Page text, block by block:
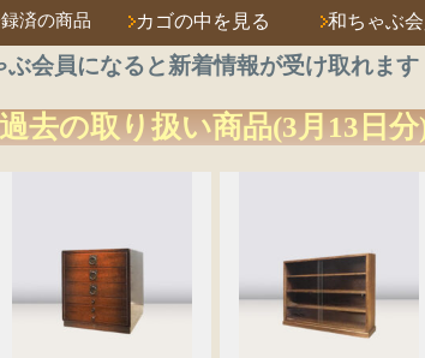
済の商品 カゴの中を見る 和ちゃぶ
ぶ会員になると新着情報が受け取れます
過去の取り扱い商品(3月13日分